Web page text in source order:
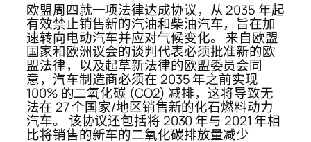
欧盟周四就一项法律达成协议，从 2035 年起
有效禁止销售新的汽油和柴油汽车，旨在加
速转向电动汽车并应对气候变化。 来自欧盟
国家和欧洲议会的谈判代表必须批准新的欧
盟法律，以及起草新法律的欧盟委员会同
意，汽车制造商必须在 2035 年之前实现
100% 的二氧化碳 (CO2) 减排，这将导致无
法在 27 个国家/地区销售新的化石燃料动力
汽车。 该协议还包括将 2030 年与 2021 年相
比将销售的新车的二氧化碳排放量减少